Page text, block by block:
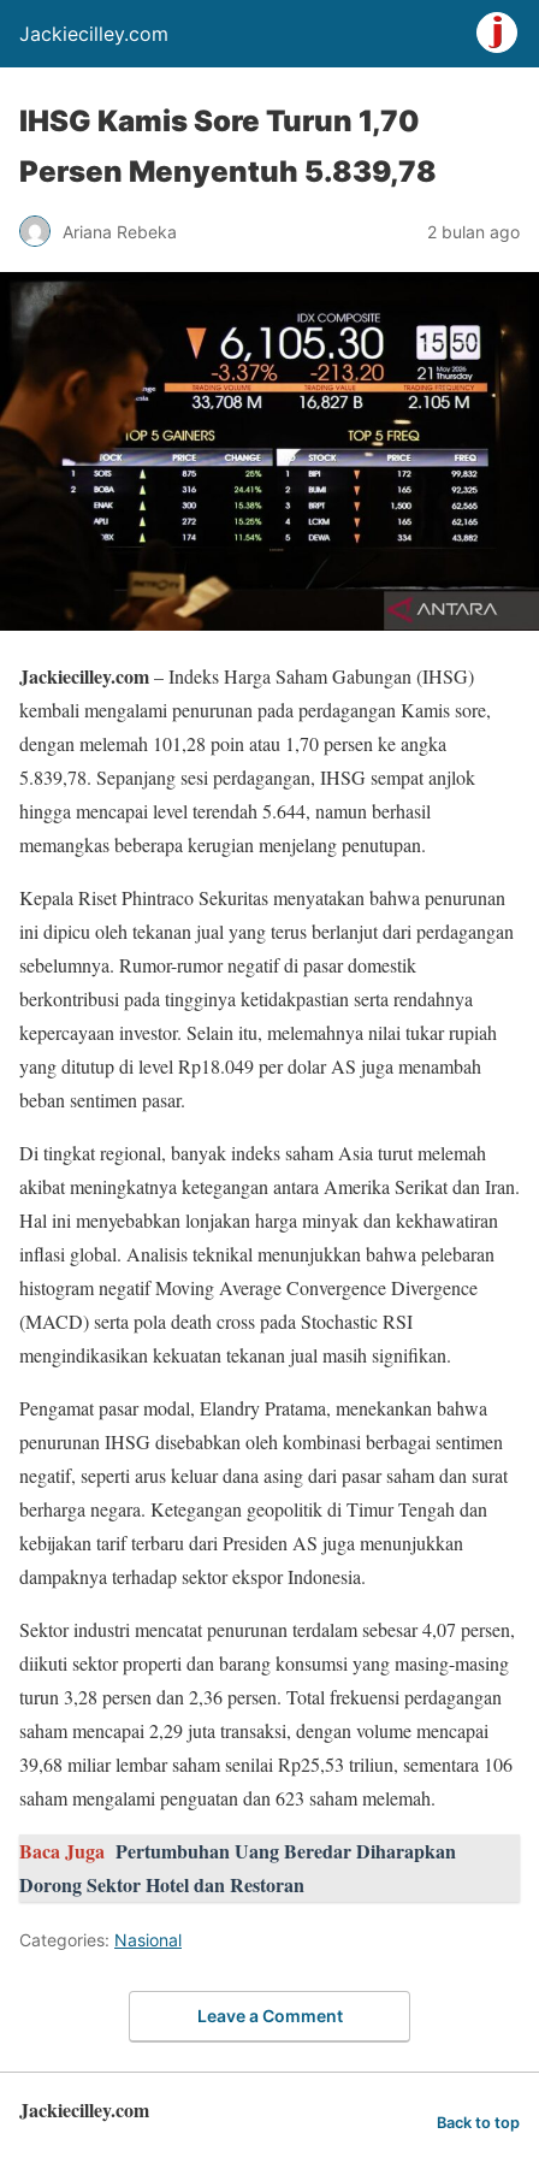
Jackiecilley.com
IHSG Kamis Sore Turun 1,70
Persen Menyentuh 5.839,78
Ariana Rebeka 2 bulan ago
Jackiecilley.com– Indeks Harga Saham Gabungan (IHSG)
kembali mengalami penurunan pada perdagangan Kamis sore,
dengan melemah 101,28 poin atau 1,70 persen ke angka
5.839,78. Sepanjang sesi perdagangan, IHSG sempat anjlok
hingga mencapai level terendah 5.644, namun berhasil
memangkas beberapa kerugian menjelang penutupan.
Kepala Riset Phintraco Sekuritas menyatakan bahwa penurunan
ini dipicu oleh tekanan jual yang terus berlanjut dari perdagangan
sebelumnya. Rumor-rumor negatif di pasar domestik
berkontribusi pada tingginya ketidakpastian serta rendahnya
kepercayaan investor. Selain itu, melemahnya nilai tukar rupiah
yang ditutup di level Rp18.049 per dolar AS juga menambah
beban sentimen pasar.
Di tingkat regional, banyak indeks saham Asia turut melemah
akibat meningkatnya ketegangan antara Amerika Serikat dan Iran.
Hal ini menyebabkan lonjakan harga minyak dan kekhawatiran
inflasi global. Analisis teknikal menunjukkan bahwa pelebaran
histogram negatif Moving Average Convergence Divergence
(MACD) serta pola death cross pada Stochastic RSI
mengindikasikan kekuatan tekanan jual masih signifikan.
Pengamat pasar modal, Elandry Pratama, menekankan bahwa
penurunan IHSG disebabkan oleh kombinasi berbagai sentimen
negatif, seperti arus keluar dana asing dari pasar saham dan surat
berharga negara. Ketegangan geopolitik di Timur Tengah dan
kebijakan tarif terbaru dari Presiden AS juga menunjukkan
dampaknya terhadap sektor ekspor Indonesia.
Sektor industri mencatat penurunan terdalam sebesar 4,07 persen,
diikuti sektor properti dan barang konsumsi yang masing-masing
turun 3,28 persen dan 2,36 persen. Total frekuensi perdagangan
saham mencapai 2,29 juta transaksi, dengan volume mencapai
39,68 miliar lembar saham senilai Rp25,53 triliun, sementara 106
saham mengalami penguatan dan 623 saham melemah.
Baca Juga Pertumbuhan Uang Beredar Diharapkan
Dorong Sektor Hotel dan Restoran
Categories: Nasional
Leave a Comment
Jackiecilley.com Back to top